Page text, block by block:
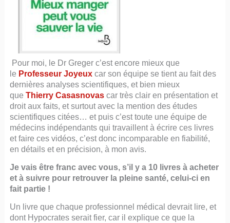
Pour moi, le Dr Greger c’est encore mieux que
le Professeur Joyeuxcar son équipe se tient au fait des
dernières analyses scientifiques, et bien mieux
que Thierry Casasnovascar très clair en présentation et
droit aux faits, et surtout avec la mention des études
scientifiques citées… et puis c’est toute une équipe de
médecins indépendants qui travaillent à écrire ces livres
et faire ces vidéos, c’est donc incomparable en fiabilité,
en détails et en précision, à mon avis.
Je vais être franc avec vous, s’il y a 10 livres à acheter
et à suivre pour retrouver la pleine santé, celui-ci en
fait partie !
Un livre que chaque professionnel médical devrait lire, et
dont Hypocrates serait fier, car il explique ce que la